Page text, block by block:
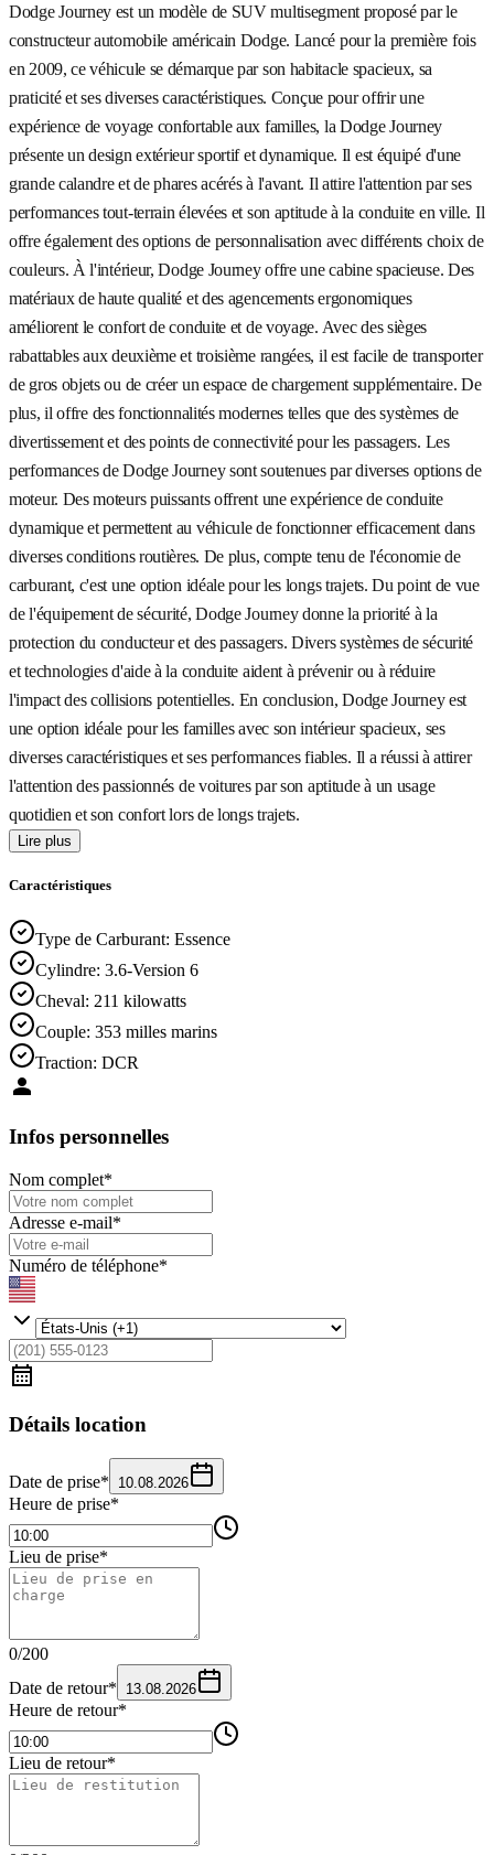
Dodge Journey est un modèle de SUV multisegment proposé par le
constructeur automobile américain Dodge. Lancé pour la première fois
en 2009, ce véhicule se démarque par son habitacle spacieux, sa
praticité et ses diverses caractéristiques. Conçue pour offrir une
expérience de voyage confortable aux familles, la Dodge Journey
présente un design extérieur sportif et dynamique. Il est équipé d'une
grande calandre et de phares acérés à l'avant. Il attire l'attention par ses
performances tout-terrain élevées et son aptitude à la conduite en ville. Il
offre également des options de personnalisation avec différents choix de
couleurs. À l'intérieur, Dodge Journey offre une cabine spacieuse. Des
matériaux de haute qualité et des agencements ergonomiques
améliorent le confort de conduite et de voyage. Avec des sièges
rabattables aux deuxième et troisième rangées, il est facile de transporter
de gros objets ou de créer un espace de chargement supplémentaire. De
plus, il offre des fonctionnalités modernes telles que des systèmes de
divertissement et des points de connectivité pour les passagers. Les
performances de Dodge Journey sont soutenues par diverses options de
moteur. Des moteurs puissants offrent une expérience de conduite
dynamique et permettent au véhicule de fonctionner efficacement dans
diverses conditions routières. De plus, compte tenu de l'économie de
carburant, c'est une option idéale pour les longs trajets. Du point de vue
de l'équipement de sécurité, Dodge Journey donne la priorité à la
protection du conducteur et des passagers. Divers systèmes de sécurité
et technologies d'aide à la conduite aident à prévenir ou à réduire
l'impact des collisions potentielles. En conclusion, Dodge Journey est
une option idéale pour les familles avec son intérieur spacieux, ses
diverses caractéristiques et ses performances fiables. Il a réussi à attirer
l'attention des passionnés de voitures par son aptitude à un usage
quotidien et son confort lors de longs trajets.
Lire plus
Caractéristiques
Type de Carburant: Essence
Cylindre: 3.6-Version 6
Cheval: 211 kilowatts
Couple: 353 milles marins
Traction: DCR
Infos personnelles
Nom complet*
Adresse e-mail*
Numéro de téléphone*
Détails location
Date de prise* 10.08.2026
Heure de prise*
Lieu de prise*
0/200
Date de retour* 13.08.2026
Heure de retour*
Lieu de retour*